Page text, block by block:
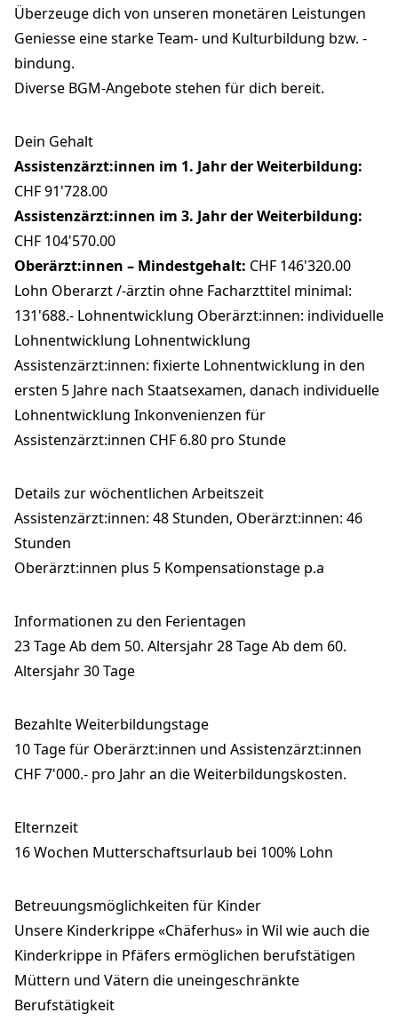
Überzeuge dich von unseren monetären Leistungen
Geniesse eine starke Team- und Kulturbildung bzw. -
bindung.
Diverse BGM-Angebote stehen für dich bereit.
Dein Gehalt
Assistenzärzt:innen im 1. Jahr der Weiterbildung:
CHF 91'728.00
Assistenzärzt:innen im 3. Jahr der Weiterbildung:
CHF 104'570.00
Oberärzt:innen – Mindestgehalt: CHF 146'320.00
Lohn Oberarzt /-ärztin ohne Facharzttitel minimal:
131'688.- Lohnentwicklung Oberärzt:innen: individuelle
Lohnentwicklung Lohnentwicklung
Assistenzärzt:innen: fixierte Lohnentwicklung in den
ersten 5 Jahre nach Staatsexamen, danach individuelle
Lohnentwicklung Inkonvenienzen für
Assistenzärzt:innen CHF 6.80 pro Stunde
Details zur wöchentlichen Arbeitszeit
Assistenzärzt:innen: 48 Stunden, Oberärzt:innen: 46
Stunden
Oberärzt:innen plus 5 Kompensationstage p.a
Informationen zu den Ferientagen
23 Tage Ab dem 50. Altersjahr 28 Tage Ab dem 60.
Altersjahr 30 Tage
Bezahlte Weiterbildungstage
10 Tage für Oberärzt:innen und Assistenzärzt:innen
CHF 7'000.- pro Jahr an die Weiterbildungskosten.
Elternzeit
16 Wochen Mutterschaftsurlaub bei 100% Lohn
Betreuungsmöglichkeiten für Kinder
Unsere Kinderkrippe «Chäferhus» in Wil wie auch die
Kinderkrippe in Pfäfers ermöglichen berufstätigen
Müttern und Vätern die uneingeschränkte
Berufstätigkeit